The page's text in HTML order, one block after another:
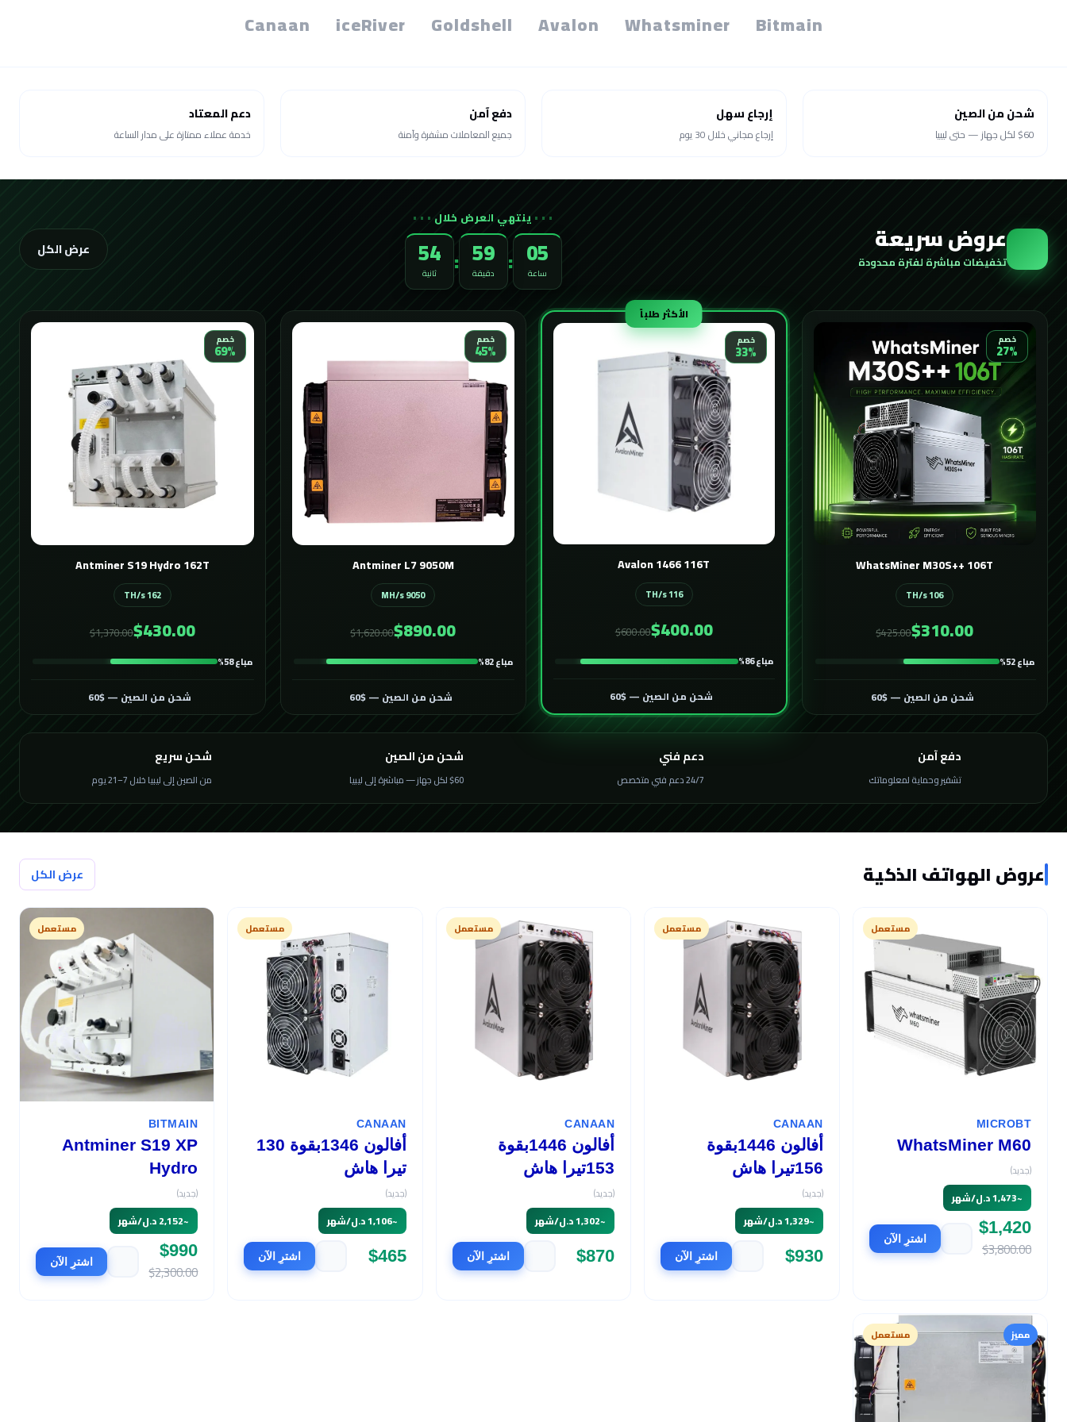
Bitmain
Whatsminer
Avalon
Goldshell
iceRiver
Canaan
شحن من الصين
$60 لكل جهاز — حتى ليبيا
إرجاع سهل
إرجاع مجاني خلال 30 يوم
دفع آمن
جميع المعاملات مشفرة وآمنة
دعم المعتاد
خدمة عملاء ممتازة على مدار الساعة
عروض سريعة
تخفيضات مباشرة لفترة محدودة
ينتهي العرض خلال
05
ساعة :
59
دقيقة :
52
ثانية
عرض الكل
خصم
27%
WhatsMiner M30S++ 106T
106 TH/s
$310.00
$425.00
مباع 52%
شحن من الصين — $60
الأكثر طلباً
خصم
33%
Avalon 1466 116T
116 TH/s
$400.00
$600.00
مباع 86%
شحن من الصين — $60
خصم
45%
Antminer L7 9050M
9050 MH/s
$890.00
$1,620.00
مباع 82%
شحن من الصين — $60
خصم
69%
Antminer S19 Hydro 162T
162 TH/s
$430.00
$1,370.00
مباع 58%
شحن من الصين — $60
دفع آمن
تشفير وحماية لمعلوماتك
دعم فني
24/7 دعم فني متخصص
شحن من الصين
$60 لكل جهاز — مباشرة إلى ليبيا
شحن سريع
من الصين إلى ليبيا خلال 7–21 يوم
عروض الهواتف الذكية عرض الكل
مستعمل
MICROBT
WhatsMiner M60
(جديد)
~1,473 د.ل/شهر
$1,420
$3,800.00 اشترِ الآن
مستعمل
CANAAN
أفالون 1446بقوة
156تيرا هاش
(جديد)
~1,329 د.ل/شهر
$930 اشترِ الآن
مستعمل
CANAAN
أفالون 1446بقوة
153تيرا هاش
(جديد)
~1,302 د.ل/شهر
$870 اشترِ الآن
مستعمل
CANAAN
أفالون 1346بقوة 130
تيرا هاش
(جديد)
~1,106 د.ل/شهر
$465 اشترِ الآن
مستعمل
BITMAIN
Antminer S19 XP
Hydro
(جديد)
~2,152 د.ل/شهر
$990
$2,300.00 اشترِ الآن
مميز مستعمل